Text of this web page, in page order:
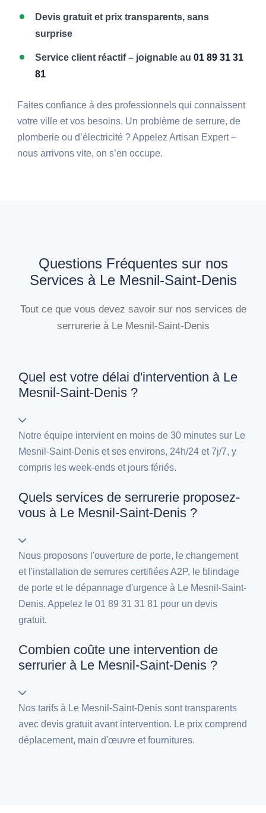
Devis gratuit et prix transparents, sans
surprise
Service client réactif – joignable au01 89 31 31
81
Faites confiance à des professionnels qui connaissent
votre ville et vos besoins. Un problème de serrure, de
plomberie ou d’électricité ? Appelez Artisan Expert –
nous arrivons vite, on s’en occupe.
Questions Fréquentes sur nos
Services à Le Mesnil-Saint-Denis
Tout ce que vous devez savoir sur nos services de
serrurerie à Le Mesnil-Saint-Denis
Quel est votre délai d'intervention à Le
Mesnil-Saint-Denis ?
Notre équipe intervient en moins de 30 minutes sur Le
Mesnil-Saint-Denis et ses environs, 24h/24 et 7j/7, y
compris les week-ends et jours fériés.
Quels services de serrurerie proposez-
vous à Le Mesnil-Saint-Denis ?
Nous proposons l'ouverture de porte, le changement
et l'installation de serrures certifiées A2P, le blindage
de porte et le dépannage d'urgence à Le Mesnil-Saint-
Denis. Appelez le 01 89 31 31 81 pour un devis
gratuit.
Combien coûte une intervention de
serrurier à Le Mesnil-Saint-Denis ?
Nos tarifs à Le Mesnil-Saint-Denis sont transparents
avec devis gratuit avant intervention. Le prix comprend
déplacement, main d'œuvre et fournitures.